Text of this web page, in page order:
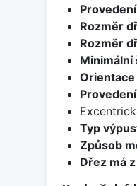
Rozměr
Rozměr
Minimální
Typ
Způsob
Dřez má